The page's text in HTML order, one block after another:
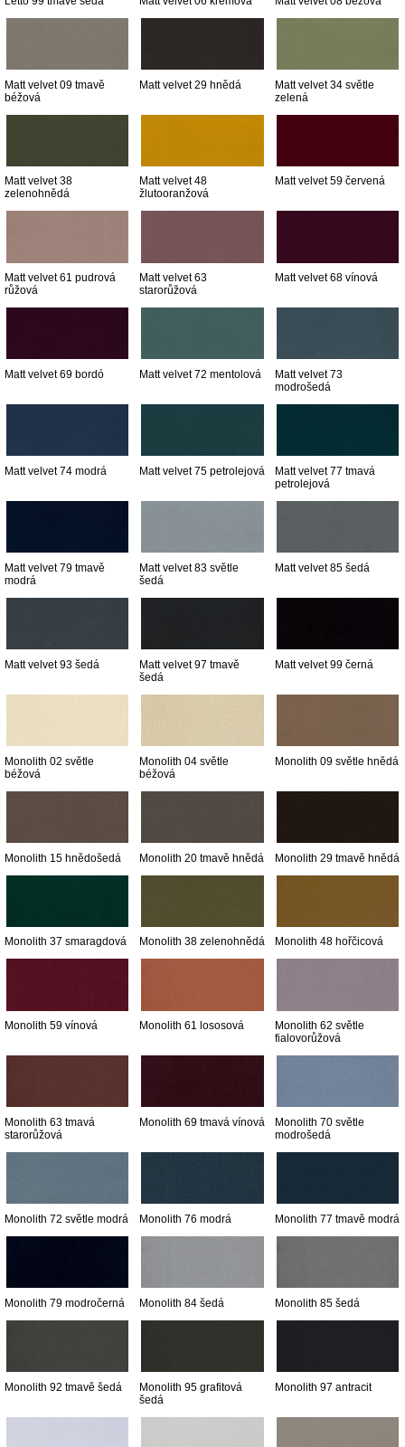
Matt velvet 09 tmavě
béžová
Matt velvet 29 hnědá
Matt velvet 34 světle
zelená
Matt velvet 38
zelenohnědá
Matt velvet 48
žlutooranžová
Matt velvet 59 červená
Matt velvet 61 pudrová
růžová
Matt velvet 63
starorůžová
Matt velvet 68 vínová
Matt velvet 69 bordó Matt velvet 72 mentolová
Matt velvet 73
modrošedá
Matt velvet 74 modrá Matt velvet 75 petrolejová
Matt velvet 77 tmavá
petrolejová
Matt velvet 79 tmavě
modrá
Matt velvet 83 světle
šedá
Matt velvet 85 šedá
Matt velvet 93 šedá
Matt velvet 97 tmavě
šedá
Matt velvet 99 černá
Monolith 02 světle
béžová
Monolith 04 světle
béžová
Monolith 09 světle hnědá
Monolith 15 hnědošedá Monolith 20 tmavě hnědá Monolith 29 tmavě hnědá
Monolith 37 smaragdová Monolith 38 zelenohnědá Monolith 48 hořčicová
Monolith 59 vínová Monolith 61 lososová
Monolith 62 světle
fialovorůžová
Monolith 63 tmavá
starorůžová
Monolith 69 tmavá vínová
Monolith 70 světle
modrošedá
Monolith 72 světle modrá Monolith 76 modrá Monolith 77 tmavě modrá
Monolith 79 modročerná Monolith 84 šedá Monolith 85 šedá
Monolith 92 tmavě šedá
Monolith 95 grafitová
šedá
Monolith 97 antracit